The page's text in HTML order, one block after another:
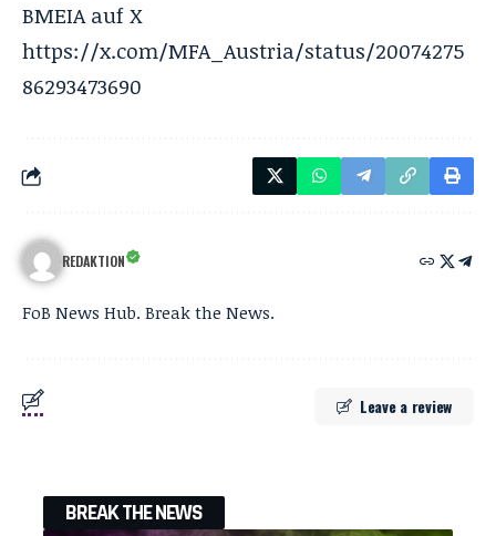
BMEIA auf X
https://x.com/MFA_Austria/status/20074275
86293473690
REDAKTION
FoB News Hub. Break the News.
Leave a review
BREAK THE NEWS